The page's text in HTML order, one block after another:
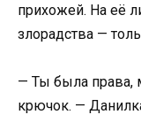
прихожей. На её
злорадства —
— Ты была права,
крючок. —